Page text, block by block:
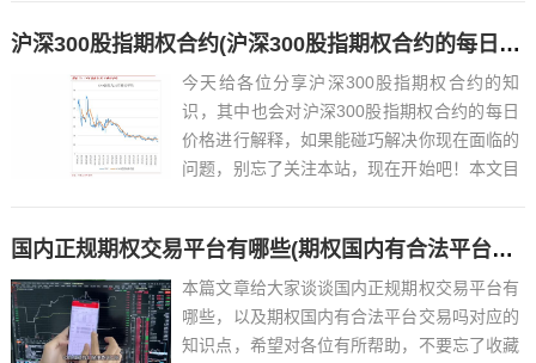
沪深300股指期权合约(沪深300股指期权合约的每日价格)
今天给各位分享沪深300股指期权合约的知
识，其中也会对沪深300股指期权合约的每日
价格进行解释，如果能碰巧解决你现在面临的
问题，别忘了关注本站，现在开始吧！本文目
国内正规期权交易平台有哪些(期权国内有合法平台交易吗)
本篇文章给大家谈谈国内正规期权交易平台有
哪些，以及期权国内有合法平台交易吗对应的
知识点，希望对各位有所帮助，不要忘了收藏